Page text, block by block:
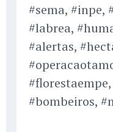
#sema, #inpe,
#labrea,
#alertas,
#bombeiros,